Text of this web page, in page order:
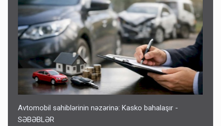
Avtomobil sahiblərinin nəzərinə: Kasko bahalaşır -
SƏBƏBLƏR